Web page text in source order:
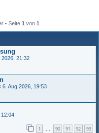
• Seite 1 von 1
2026, 21:32
6. Aug 2026, 19:53
12:04
1 90 91 92 93